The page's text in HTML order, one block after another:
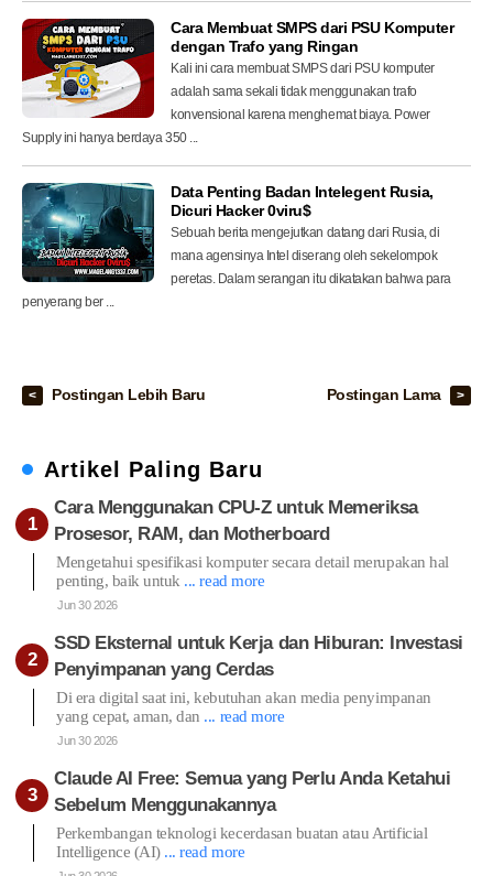
Cara Membuat SMPS dari PSU Komputer
dengan Trafo yang Ringan
Kali ini cara membuat SMPS dari PSU komputer
adalah sama sekali tidak menggunakan trafo
konvensional karena menghemat biaya. Power
Supply ini hanya berdaya 350 ...
Data Penting Badan Intelegent Rusia,
Dicuri Hacker 0viru$
Sebuah berita mengejutkan datang dari Rusia, di
mana agensinya Intel diserang oleh sekelompok
peretas. Dalam serangan itu dikatakan bahwa para
penyerang ber ...
Postingan Lebih Baru Postingan Lama
Artikel Paling Baru
Cara Menggunakan CPU-Z untuk Memeriksa
Prosesor, RAM, dan Motherboard
Mengetahui spesifikasi komputer secara detail merupakan hal
penting, baik untuk ... read more
Jun 30 2026
SSD Eksternal untuk Kerja dan Hiburan: Investasi
Penyimpanan yang Cerdas
Di era digital saat ini, kebutuhan akan media penyimpanan
yang cepat, aman, dan ... read more
Jun 30 2026
Claude AI Free: Semua yang Perlu Anda Ketahui
Sebelum Menggunakannya
Perkembangan teknologi kecerdasan buatan atau Artificial
Intelligence (AI) ... read more